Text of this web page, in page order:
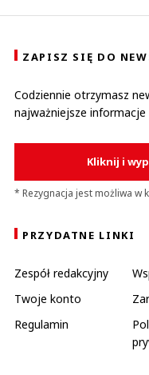
ZAPISZ SIĘ DO
Codziennie otrzymasz
najważniejsze informacje
Kliknij i
* Rezygnacja jest możliwa w
PRZYDATNE LINKI
Zespół redakcyjny
Twoje konto
Regulamin